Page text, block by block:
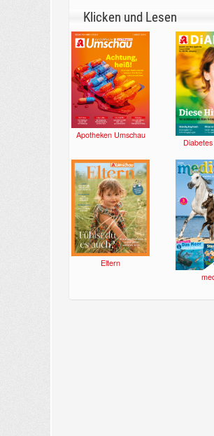
Klicken und Lesen
Apotheken Umschau
Eltern